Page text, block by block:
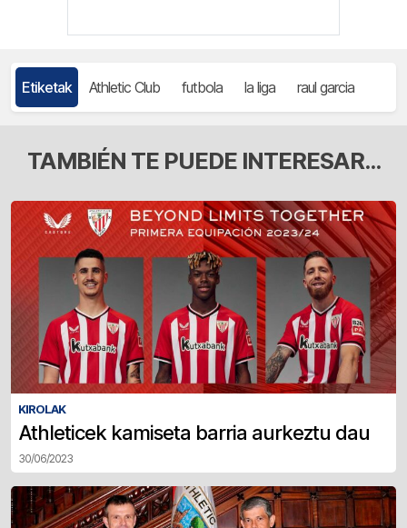
Etiketak Athletic Club futbola la liga raul garcia
TAMBIÉN TE PUEDE INTERESAR...
KIROLAK
Athleticek kamiseta barria aurkeztu dau
30/06/2023